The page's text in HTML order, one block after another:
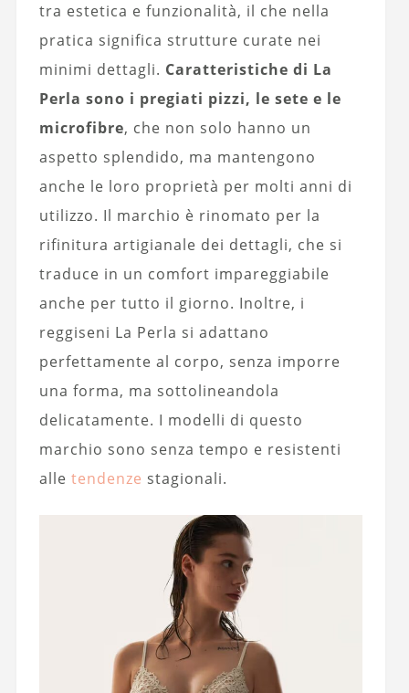
tra estetica e funzionalità, il che nella
pratica significa strutture curate nei
minimi dettagli. Caratteristiche di La
Perla sono i pregiati pizzi, le sete e le
microfibre, che non solo hanno un
aspetto splendido, ma mantengono
anche le loro proprietà per molti anni di
utilizzo. Il marchio è rinomato per la
rifinitura artigianale dei dettagli, che si
traduce in un comfort impareggiabile
anche per tutto il giorno. Inoltre, i
reggiseni La Perla si adattano
perfettamente al corpo, senza imporre
una forma, ma sottolineandola
delicatamente. I modelli di questo
marchio sono senza tempo e resistenti
alle tendenze stagionali.